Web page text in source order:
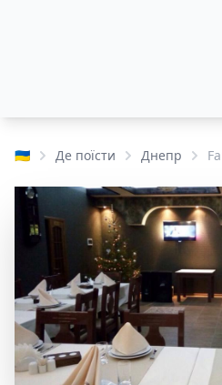
🇺🇦 Де поїсти Днепр